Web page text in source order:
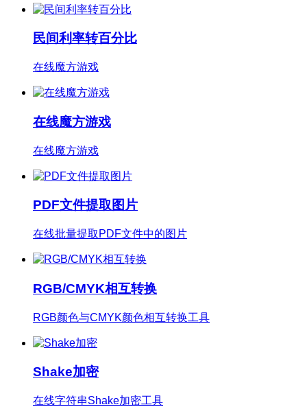
民间利率转百分比
在线魔方游戏
在线魔方游戏
在线魔方游戏
PDF文件提取图片
在线批量提取PDF文件中的图片
RGB/CMYK相互转换
RGB颜色与CMYK颜色相互转换工具
Shake加密
在线字符串Shake加密工具